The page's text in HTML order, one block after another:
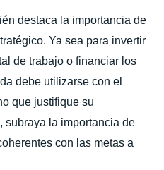
destaca la importancia de
Ya sea para invertir
de trabajo o financiar los
debe utilizarse con el
que justifique su
subraya la importancia de
con las metas a